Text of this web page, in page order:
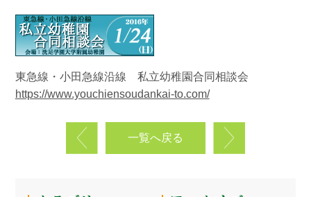
東急線・小田急線沿線 私立幼稚園合同相談会
https://www.youchiensoudankai-to.com/
一覧へ戻る